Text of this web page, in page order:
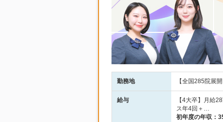
勤務地 【全国285院展
給与
【4大卒】月給
ス年4回＋…
初年度の年収：